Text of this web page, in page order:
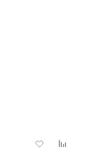
Добавить